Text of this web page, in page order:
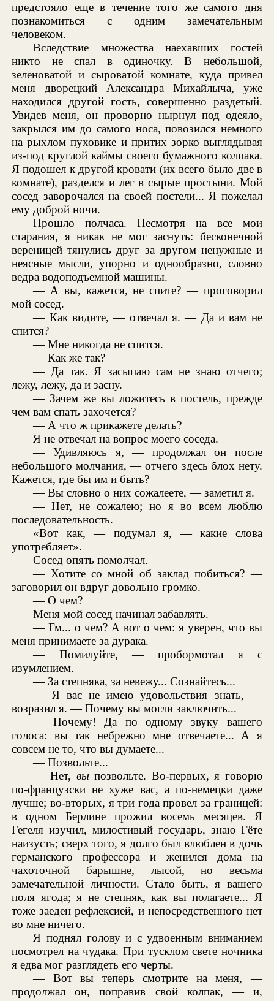
предстояло еще в течение того же самого дня
познакомиться с одним замечательным
человеком.
Вследствие множества наехавших гостей
никто не спал в одиночку. В небольшой,
зеленоватой и сыроватой комнате, куда привел
меня дворецкий Александра Михайлыча, уже
находился другой гость, совершенно раздетый.
Увидев меня, он проворно нырнул под одеяло,
закрылся им до самого носа, повозился немного
на рыхлом пуховике и притих зорко выглядывая
из-под круглой каймы своего бумажного колпака.
Я подошел к другой кровати (их всего было две в
комнате), разделся и лег в сырые простыни. Мой
сосед заворочался на своей постели... Я пожелал
ему доброй ночи.
Прошло полчаса. Несмотря на все мои
старания, я никак не мог заснуть: бесконечной
вереницей тянулись друг за другом ненужные и
неясные мысли, упорно и однообразно, словно
ведра водоподъемной машины.
— А вы, кажется, не спите? — проговорил
мой сосед.
— Как видите, — отвечал я. — Да и вам не
спится?
— Мне никогда не спится.
— Как же так?
— Да так. Я засыпаю сам не знаю отчего;
лежу, лежу, да и засну.
— Зачем же вы ложитесь в постель, прежде
чем вам спать захочется?
— А что ж прикажете делать?
Я не отвечал на вопрос моего соседа.
— Удивляюсь я, — продолжал он после
небольшого молчания, — отчего здесь блох нету.
Кажется, где бы им и быть?
— Вы словно о них сожалеете, — заметил я.
— Нет, не сожалею; но я во всем люблю
последовательность.
«Вот как, — подумал я, — какие слова
употребляет».
Сосед опять помолчал.
— Хотите со мной об заклад побиться? —
заговорил он вдруг довольно громко.
— О чем?
Меня мой сосед начинал забавлять.
— Гм... о чем? А вот о чем: я уверен, что вы
меня принимаете за дурака.
— Помилуйте, — пробормотал я с
изумлением.
— За степняка, за невежу... Сознайтесь...
— Я вас не имею удовольствия знать, —
возразил я. — Почему вы могли заключить...
— Почему! Да по одному звуку вашего
голоса: вы так небрежно мне отвечаете... А я
совсем не то, что вы думаете...
— Позвольте...
— Нет, выпозвольте. Во-первых, я говорю
по-французски не хуже вас, а по-немецки даже
лучше; во-вторых, я три года провел за границей:
в одном Берлине прожил восемь месяцев. Я
Гегеля изучил, милостивый государь, знаю Гёте
наизусть; сверх того, я долго был влюблен в дочь
германского профессора и женился дома на
чахоточной барышне, лысой, но весьма
замечательной личности. Стало быть, я вашего
поля ягода; я не степняк, как вы полагаете... Я
тоже заеден рефлексией, и непосредственного нет
во мне ничего.
Я поднял голову и с удвоенным вниманием
посмотрел на чудака. При тусклом свете ночника
я едва мог разглядеть его черты.
— Вот вы теперь смотрите на меня, —
продолжал он, поправив свой колпак, — и,